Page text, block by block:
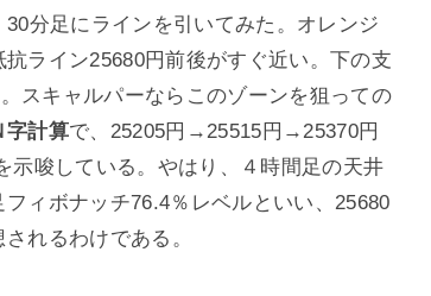
分足にラインを引いてみた。オレンジ
抗ライン25680円前後がすぐ近い。下の支
スキャルパーならこのゾーンを狙っての
字計算で、25205円→25515円→25370円
示唆している。やはり、４時間足の天井
ィボナッチ76.4％レベルといい、25680
れるわけである。